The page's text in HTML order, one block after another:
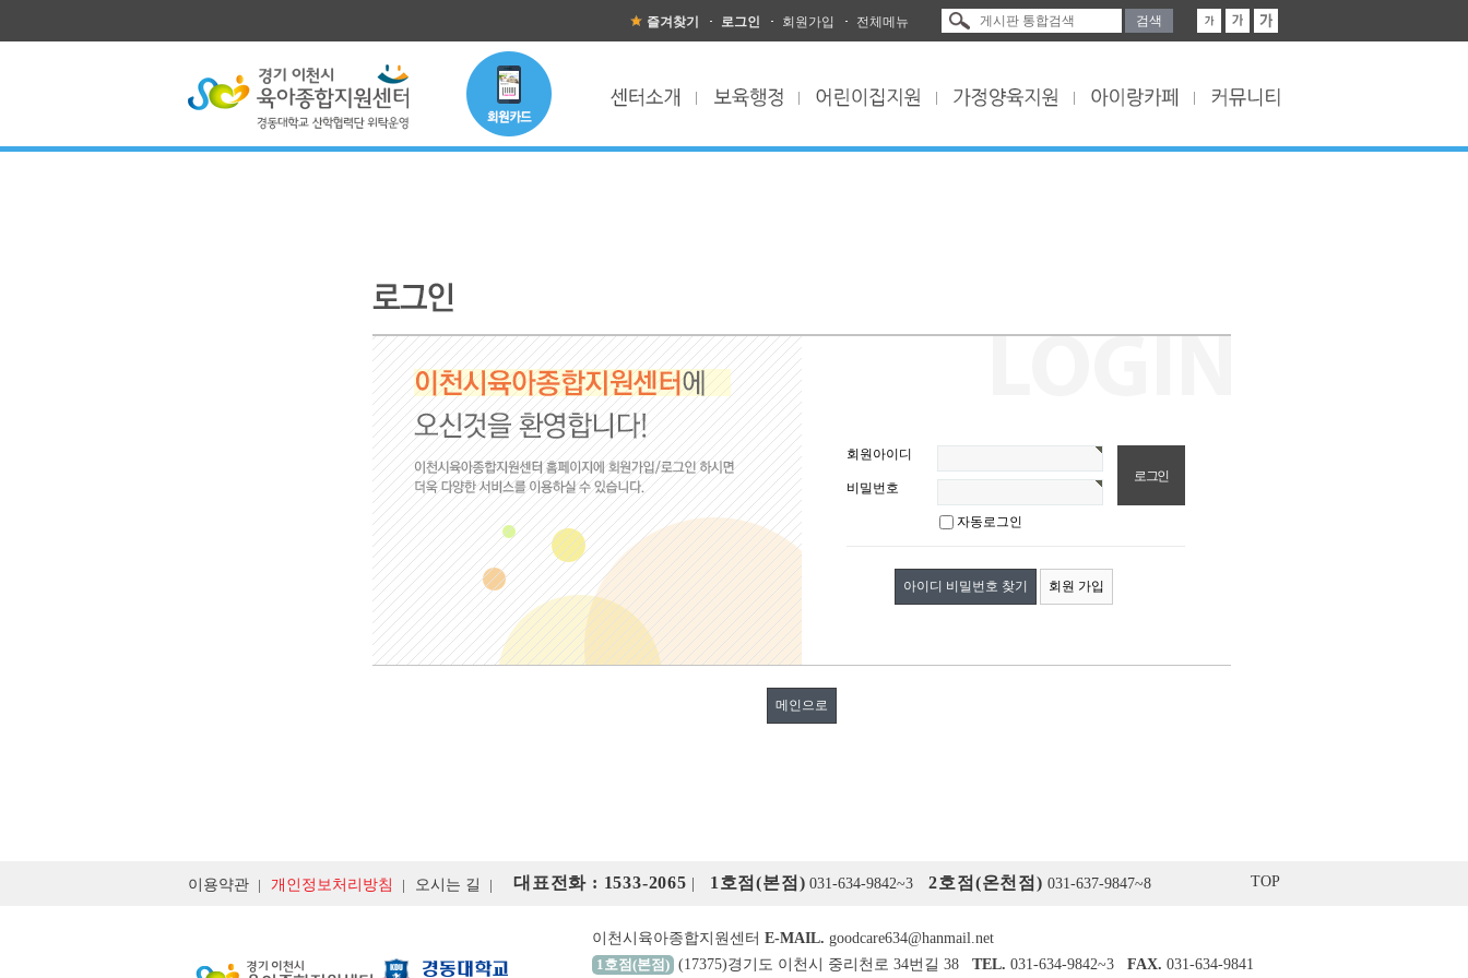
즐겨찾기 로그인 회원가입 전체메뉴
회원아이디
비밀번호
자동로그인
아이디 비밀번호 찾기 회원 가입
메인으로
이용약관 개인정보처리방침 오시는 길 대표전화 : 1533-2065 1호점(본점) 031-634-9842~3 2호점(온천점) 031-637-9847~8 TOP
이천시육아종합지원센터 E-MAIL. goodcare634@hanmail.net
1호점(본점) (17375)경기도 이천시 중리천로 34번길 38 TEL. 031-634-9842~3 FAX. 031-634-9841